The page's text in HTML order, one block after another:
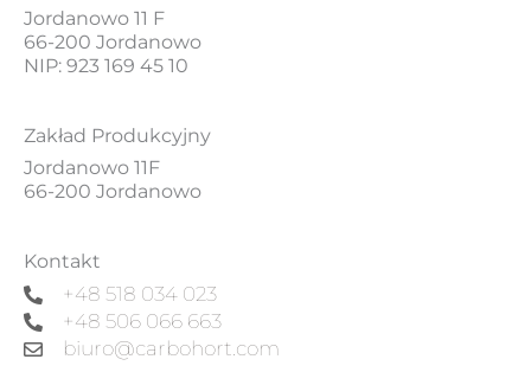
Jordanowo 11 F
66-200 Jordanowo
NIP: 923 169 45 10
Zakład Produkcyjny
Jordanowo 11F
66-200 Jordanowo
Kontakt
+48 518 034 023
+48 506 066 663
biuro@carbohort.com